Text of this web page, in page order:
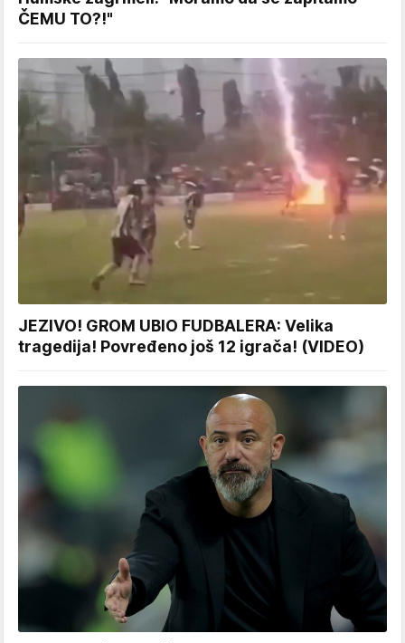
ČEMU TO?!"
JEZIVO! GROM UBIO FUDBALERA: Velika
tragedija! Povređeno još 12 igrača! (VIDEO)